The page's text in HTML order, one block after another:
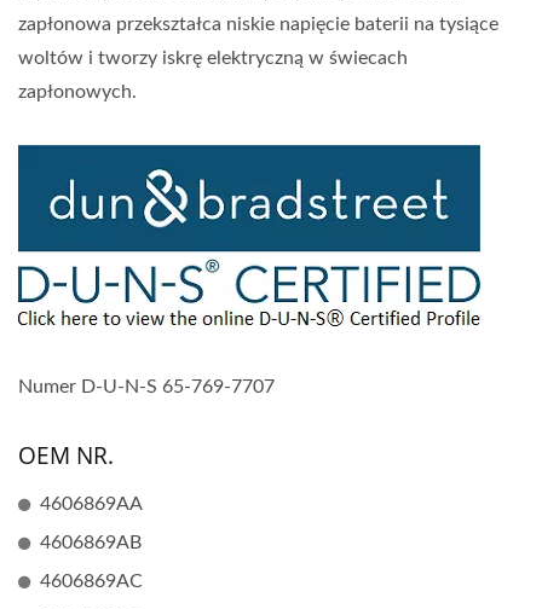
zapłonowa przekształca niskie napięcie baterii na tysiące
woltów i tworzy iskrę elektryczną w świecach
zapłonowych.
Numer D-U-N-S 65-769-7707
OEM NR.
4606869AA
4606869AB
4606869AC